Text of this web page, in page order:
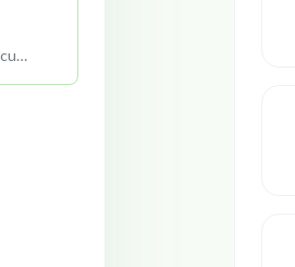
Quiz: Próximos pasos y cierre del curso